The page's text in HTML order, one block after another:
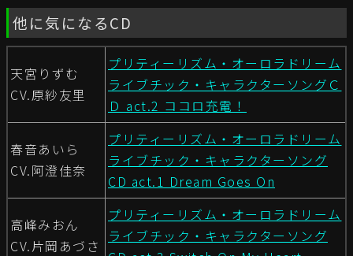
他に気になるCD
天宮りずむ
CV.原紗友里
プリティーリズム・オーロラドリーム
ライブチック・キャラクターソングＣ
Ｄ act.2 ココロ充電！
春音あいら
CV.阿澄佳奈
プリティーリズム・オーロラドリーム
ライブチック・キャラクターソング
CD act.1 Dream Goes On
高峰みおん
CV.片岡あづさ
プリティーリズム・オーロラドリーム
ライブチック・キャラクターソング